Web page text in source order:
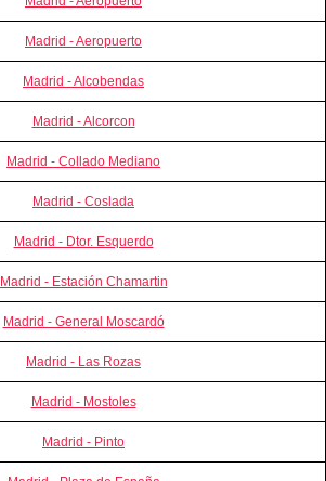
Madrid - Aeropuerto
Madrid - Alcobendas
Madrid - Alcorcon
Madrid - Collado Mediano
Madrid - Coslada
Madrid - Dtor. Esquerdo
Madrid - Estación Chamartin
Madrid - General Moscardó
Madrid - Las Rozas
Madrid - Mostoles
Madrid - Pinto